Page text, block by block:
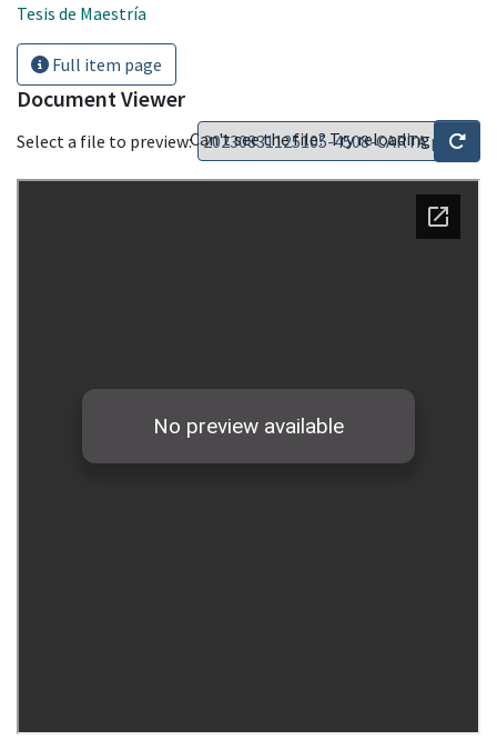
Tesis de Maestría
Full item page
Document Viewer
Select a file to preview:Can't see the file? Try reloading